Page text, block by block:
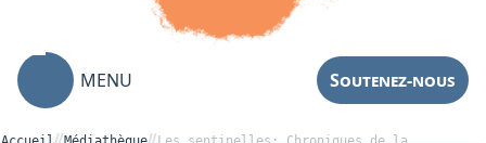
MENU Soutenez-nous